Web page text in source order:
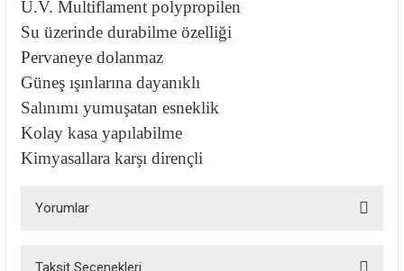
U.V. Multiflament polypropilen
Su üzerinde durabilme özelliği
Pervaneye dolanmaz
Güneş ışınlarına dayanıklı
Salınımı yumuşatan esneklik
Kolay kasa yapılabilme
Kimyasallara karşı dirençli
Yorumlar
Taksit Seçenekleri